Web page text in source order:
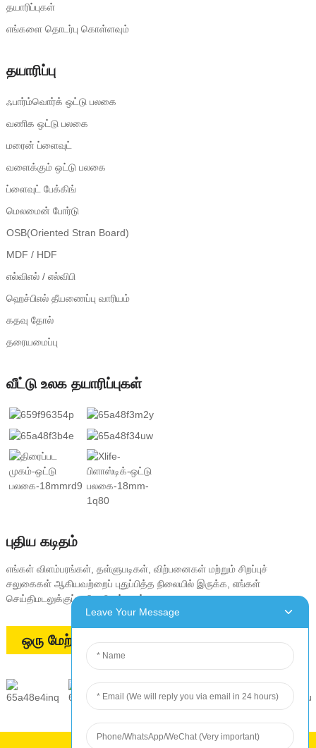
தயாரிப்புகள்
எங்களை தொடர்பு கொள்ளவும்
தயாரிப்பு
ஃபார்ம்வொர்க் ஒட்டு பலகை
வணிக ஒட்டு பலகை
மரைன் ப்ளைவுட்
வளைக்கும் ஒட்டு பலகை
ப்ளைவுட் பேக்கிங்
மெலமைன் போர்டு
OSB(Oriented Stran Board)
MDF / HDF
எல்விஎல் / எல்விபி
ஹெச்பிஎல் தீயணைப்பு வாரியம்
கதவு தோல்
தரையமைப்பு
வீட்டு உலக தயாரிப்புகள்
புதிய கடிதம்
எங்கள் விளம்பரங்கள், தள்ளுபடிகள், விற்பனைகள் மற்றும் சிறப்புச்
சலுகைகள் ஆகியவற்றைப் புதுப்பித்த நிலையில் இருக்க, எங்கள்
செய்திமடலுக்குப் பதிவு செய்யவும்
ஒரு மேற்கோளைக் கோரவும்
Leave Your Message